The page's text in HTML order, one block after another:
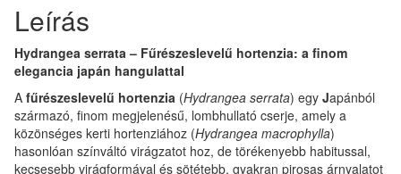
Leírás
Hydrangea serrata – Fűrészeslevelű hortenzia: a finom
elegancia japán hangulattal
A fűrészeslevelű hortenzia (Hydrangea serrata) egy Japánból
származó, finom megjelenésű, lombhullató cserje, amely a
közönséges kerti hortenziához (Hydrangea macrophylla)
hasonlóan színváltó virágzatot hoz, de törékenyebb habitussal,
kecsesebb virágformával és sötétebb, gyakran pirosas árnyalatot